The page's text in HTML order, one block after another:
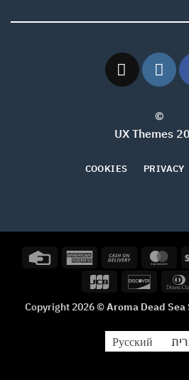
COOKIES
MasterCard
Cash
Delivery
American
Credit
Dinners
Discover
JCB
Copyright 2026 ©Aroma Dead
Русский